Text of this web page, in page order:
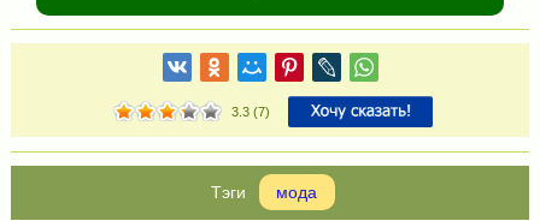
3.3(7)
мода